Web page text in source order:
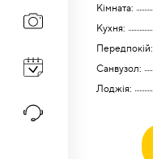
Кімната:
Кухня:
Передпокій:
Санвузол:
Лоджія: